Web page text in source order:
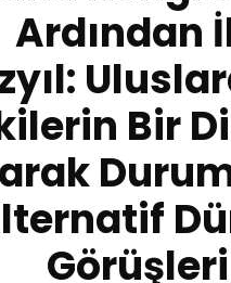
Ardından
Bir
Görüşleri